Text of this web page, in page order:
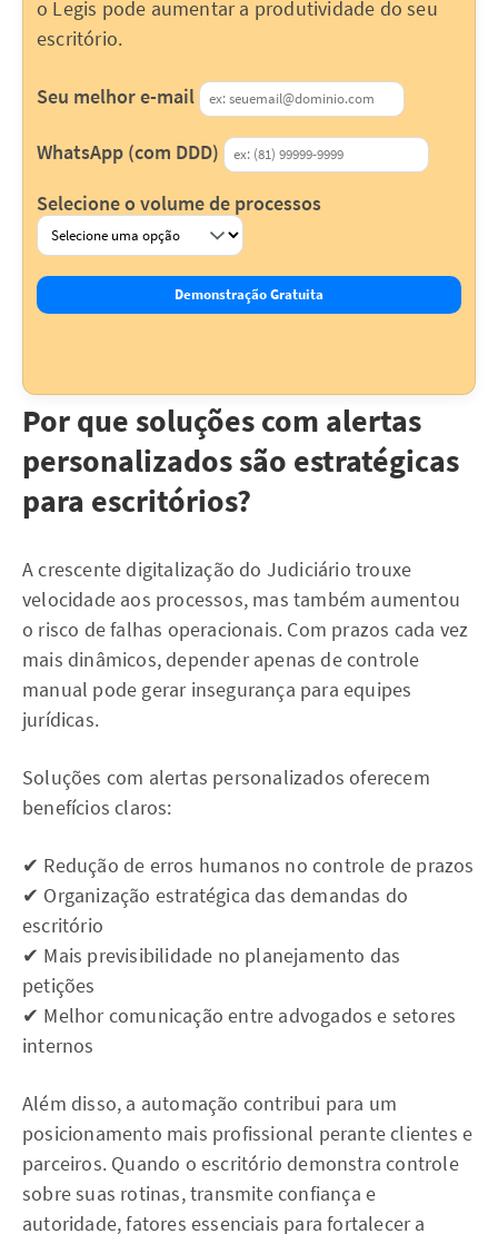
o Legis pode aumentar a produtividade do seu
escritório.
Seu melhor e-mail
WhatsApp (com DDD)
Selecione o volume de processos
Demonstração Gratuita
Por que soluções com alertas
personalizados são estratégicas
para escritórios?
A crescente digitalização do Judiciário trouxe
velocidade aos processos, mas também aumentou
o risco de falhas operacionais. Com prazos cada vez
mais dinâmicos, depender apenas de controle
manual pode gerar insegurança para equipes
jurídicas.
Soluções com alertas personalizados oferecem
benefícios claros:
✔ Redução de erros humanos no controle de prazos
✔ Organização estratégica das demandas do
escritório
✔ Mais previsibilidade no planejamento das
petições
✔ Melhor comunicação entre advogados e setores
internos
Além disso, a automação contribui para um
posicionamento mais profissional perante clientes e
parceiros. Quando o escritório demonstra controle
sobre suas rotinas, transmite confiança e
autoridade, fatores essenciais para fortalecer a